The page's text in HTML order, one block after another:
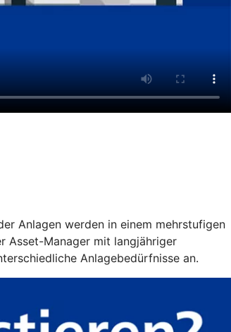
Anlagen werden in einem mehrstufigen
Asset-Manager mit langjähriger
Anlagebedürfnisse an.